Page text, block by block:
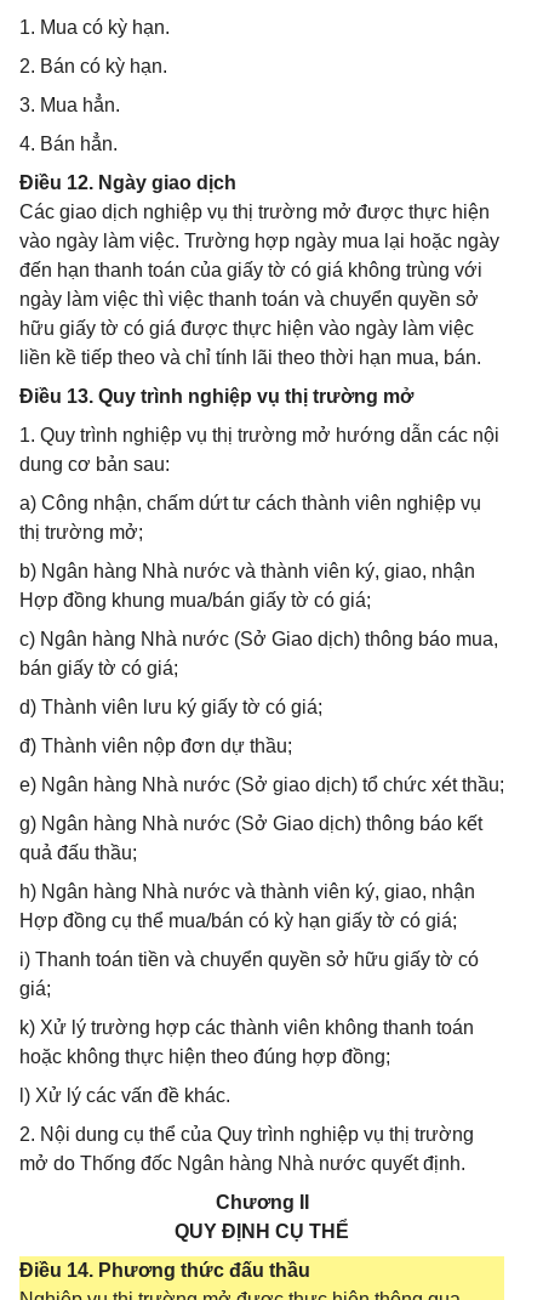
1. Mua có kỳ hạn.
2. Bán có kỳ hạn.
3. Mua hẳn.
4. Bán hẳn.
Điều 12. Ngày giao dịch
Các giao dịch nghiệp vụ thị trường mở được thực hiện
vào ngày làm việc. Trường hợp ngày mua lại hoặc ngày
đến hạn thanh toán của giấy tờ có giá không trùng với
ngày làm việc thì việc thanh toán và chuyển quyền sở
hữu giấy tờ có giá được thực hiện vào ngày làm việc
liền kề tiếp theo và chỉ tính lãi theo thời hạn mua, bán.
Điều 13. Quy trình nghiệp vụ thị trường mở
1. Quy trình nghiệp vụ thị trường mở hướng dẫn các nội
dung cơ bản sau:
a) Công nhận, chấm dứt tư cách thành viên nghiệp vụ
thị trường mở;
b) Ngân hàng Nhà nước và thành viên ký, giao, nhận
Hợp đồng khung mua/bán giấy tờ có giá;
c) Ngân hàng Nhà nước (Sở Giao dịch) thông báo mua,
bán giấy tờ có giá;
d) Thành viên lưu ký giấy tờ có giá;
đ) Thành viên nộp đơn dự thầu;
e) Ngân hàng Nhà nước (Sở giao dịch) tổ chức xét thầu;
g) Ngân hàng Nhà nước (Sở Giao dịch) thông báo kết
quả đấu thầu;
h) Ngân hàng Nhà nước và thành viên ký, giao, nhận
Hợp đồng cụ thể mua/bán có kỳ hạn giấy tờ có giá;
i) Thanh toán tiền và chuyển quyền sở hữu giấy tờ có
giá;
k) Xử lý trường hợp các thành viên không thanh toán
hoặc không thực hiện theo đúng hợp đồng;
l) Xử lý các vấn đề khác.
2. Nội dung cụ thể của Quy trình nghiệp vụ thị trường
mở do Thống đốc Ngân hàng Nhà nước quyết định.
Chương II
QUY ĐỊNH CỤ THỂ
Điều 14. Phương thức đấu thầu